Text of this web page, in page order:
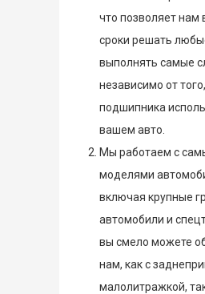
что позволяет нам
сроки решать
выполнять самые
независимо от
подшипника
вашем авто.
Мы работаем с
моделями
включая крупные
автомобили и
вы смело можете
нам, как с
малолитражкой,